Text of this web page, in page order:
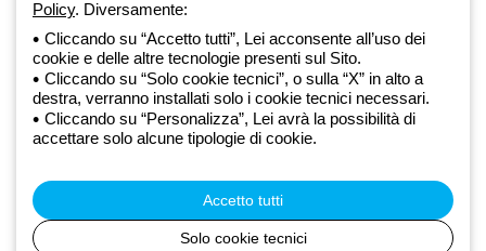
Privacy Policy
Cookie policy
Condizioni di vendita
Tutte le policy
Accessibilità
direzione e coordinamento di Gewiss S.p.A. - R.I. Bologna e C.F.
03829720378 - P.IVA (IT) 00666341201 - REA BO-319364 - Cap.
Soc. 10.000.000 EUR i.v.
Policy. Diversamente:
Cliccando su “Accetto tutti”, Lei acconsente all’uso dei
cookie e delle altre tecnologie presenti sul Sito.
Cliccando su “Solo cookie tecnici”, o sulla “X” in alto a
destra, verranno installati solo i cookie tecnici necessari.
Cliccando su “Personalizza”, Lei avrà la possibilità di
accettare solo alcune tipologie di cookie.
Accetto tutti
Solo cookie tecnici